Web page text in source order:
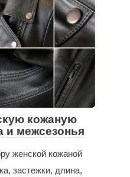
кожаную
и межсезонья
женской кожаной
застежки, длина,